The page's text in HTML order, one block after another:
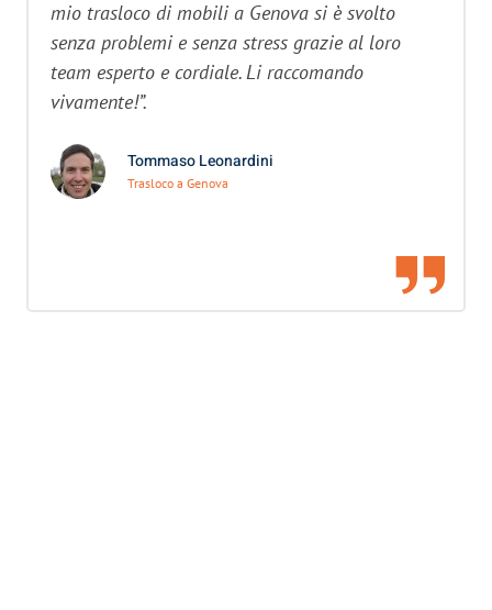
mio trasloco di mobili a Genova si è svolto
senza problemi e senza stress grazie al loro
team esperto e cordiale. Li raccomando
vivamente!”.
Tommaso Leonardini
Trasloco a Genova